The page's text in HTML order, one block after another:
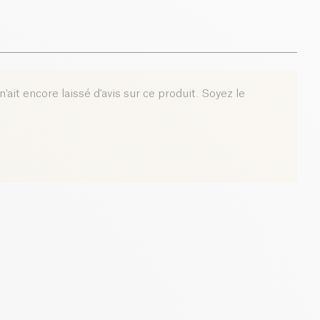
encore laissé d'avis sur ce produit. Soyez le